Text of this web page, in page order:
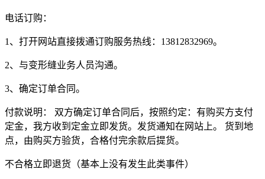
电话订购：
1、打开网站直接拨通订购服务热线：13812832969。
2、与变形缝业务人员沟通。
3、确定订单合同。
付款说明： 双方确定订单合同后，按照约定：有购买方支付
定金，我方收到定金立即发货。发货通知在网站上。 货到地
点，由购买方验货，合格付完余款后提货。
不合格立即退货（基本上没有发生此类事件）